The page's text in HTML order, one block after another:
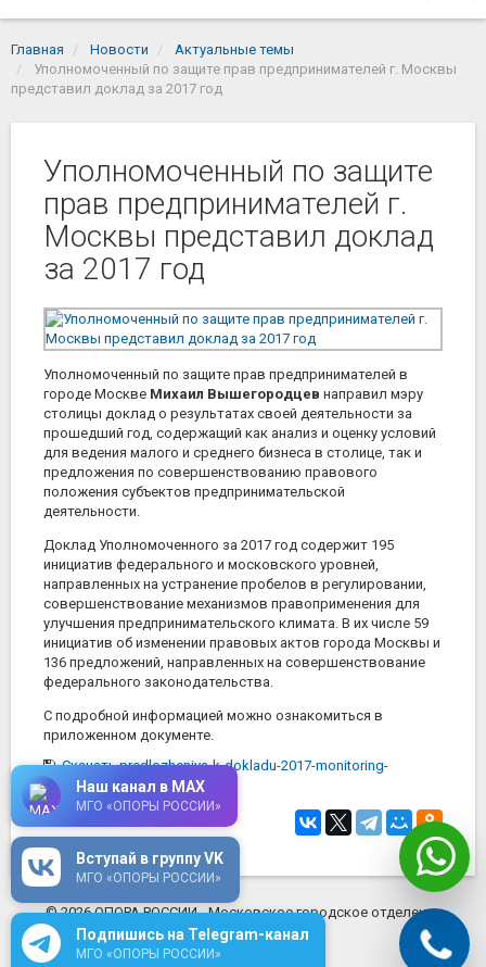
Главная Новости
Актуальные темы
Уполномоченный по защите прав предпринимателей г. Москвы
представил доклад за 2017 год
Уполномоченный по защите
прав предпринимателей г.
Москвы представил доклад
за 2017 год
Уполномоченный по защите прав предпринимателей в
городе Москве Михаил Вышегородцев направил мэру
столицы доклад о результатах своей деятельности за
прошедший год, содержащий как анализ и оценку условий
для ведения малого и среднего бизнеса в столице, так и
предложения по совершенствованию правового
положения субъектов предпринимательской
деятельности.
Доклад Уполномоченного за 2017 год содержит 195
инициатив федерального и московского уровней,
направленных на устранение пробелов в регулировании,
совершенствование механизмов правоприменения для
улучшения предпринимательского климата. В их числе 59
инициатив об изменении правовых актов города Москвы и
136 предложений, направленных на совершенствование
федерального законодательства.
С подробной информацией можно ознакомиться в
приложенном документе.
Скачать predlozheniya-k-dokladu-2017-monitoring-
realizacii.pdf(2 Мб)
© 2026 ОПОРА РОССИИ - Московское городское отделение
mosopora.ru
Подпишись на Telegram-канал
МГО «ОПОРЫ РОССИИ»
Вступай в группу VK
МГО «ОПОРЫ РОССИИ»
Наш канал в MAX
МГО «ОПОРЫ РОССИИ»